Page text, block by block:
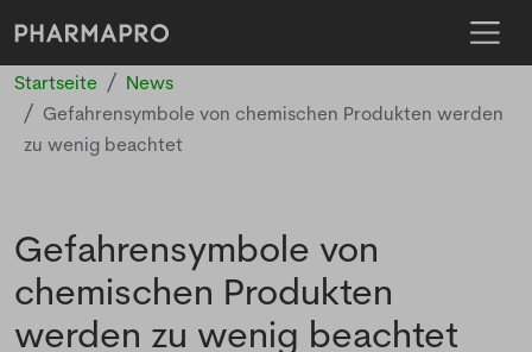
Startseite
News
Gefahrensymbole von chemischen Produkten werden
zu wenig beachtet
Gefahrensymbole von
chemischen Produkten
werden zu wenig beachtet